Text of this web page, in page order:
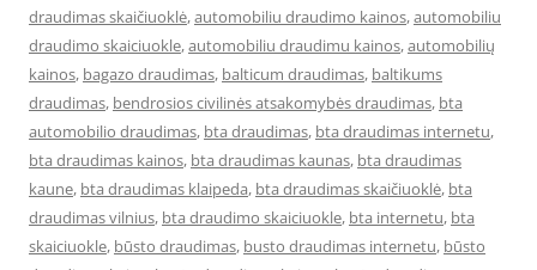
draudimas skaičiuoklė,automobiliu draudimo kainos,automobiliu
draudimo skaiciuokle,automobiliu draudimu kainos,automobilių
kainos, bagazo draudimas, balticum draudimas, baltikums
draudimas, bendrosios civilinės atsakomybės draudimas, bta
automobilio draudimas, bta draudimas, bta draudimas internetu,
bta draudimas kainos, bta draudimas kaunas, bta draudimas
kaune, bta draudimas klaipeda, bta draudimas skaičiuoklė, bta
draudimas vilnius, bta draudimo skaiciuokle, bta internetu, bta
skaiciuokle, būsto draudimas, busto draudimas internetu, būsto